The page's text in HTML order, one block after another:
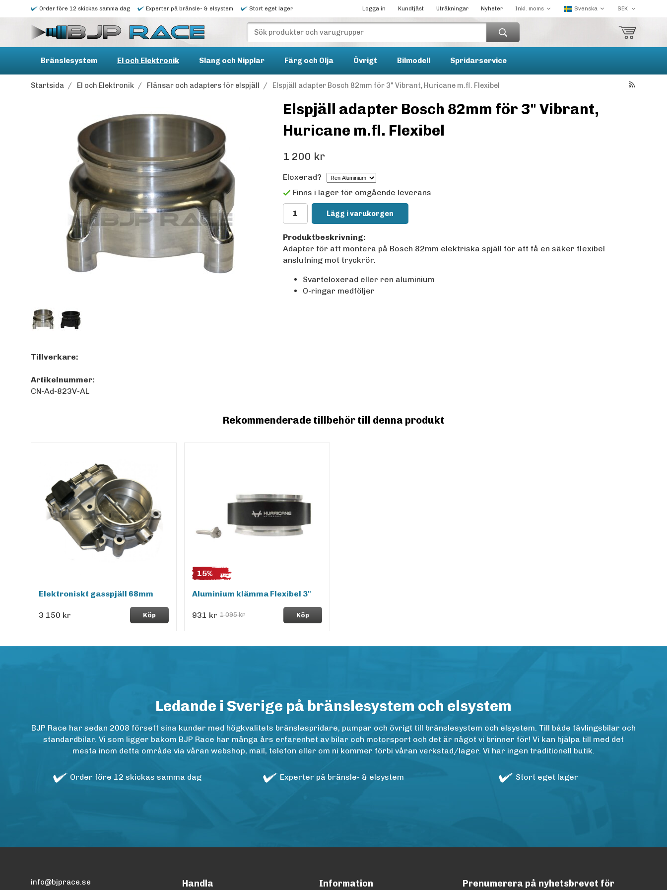
Order före 12 skickas samma dag Experter på bränsle- & elsystem Stort eget lager Logga in Kundtjäst Uträkningar Nyheter
Bränslesystem El och Elektronik Slang och Nipplar Färg och Olja Övrigt Bilmodell Spridarservice
Startsida / El och Elektronik / Flänsar och adapters för elspjäll / Elspjäll adapter Bosch 82mm för 3" Vibrant, Huricane m.fl. Flexibel
Elspjäll adapter Bosch 82mm för 3" Vibrant,
Huricane m.fl. Flexibel
1 200 kr
Eloxerad?
Finns i lager för omgående leverans
Lägg i varukorgen
Produktbeskrivning:
Adapter för att montera på Bosch 82mm elektriska spjäll för att få en säker flexibel
anslutning mot tryckrör.
Svarteloxerad eller ren aluminium
O-ringar medföljer
Tillverkare:
Artikelnummer:
CN-Ad-823V-AL
Rekommenderade tillbehör till denna produkt
Elektroniskt gasspjäll 68mm
3 150 kr Köp
15%
Aluminium klämma Flexibel 3"
931 kr 1 095 kr Köp
Ledande i Sverige på bränslesystem och elsystem
BJP Race har sedan 2008 försett sina kunder med högkvalitets bränslespridare, pumpar och övrigt till bränslesystem och elsystem. Till både tävlingsbilar och
standardbilar. Vi som ligger bakom BJP Race har många års erfarenhet av bilar och motorsport och det är något vi brinner för! Vi kan hjälpa till med det
mesta inom detta område via våran webshop, mail, telefon eller om ni kommer förbi våran verkstad/lager. Vi har ingen traditionell butik.
Order före 12 skickas samma dag Experter på bränsle- & elsystem Stort eget lager
info@bjprace.se Handla Information Prenumerera på nyhetsbrevet för